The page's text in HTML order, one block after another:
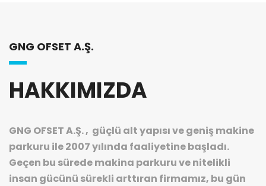
GNG OFSET A.Ş.
HAKKIMIZDA
GNG OFSET A.Ş. , güçlü alt yapısı ve geniş makine
parkuru ile 2007 yılında faaliyetine başladı.
Geçen bu sürede makina parkuru ve nitelikli
insan gücünü sürekli arttıran firmamız, bu gün